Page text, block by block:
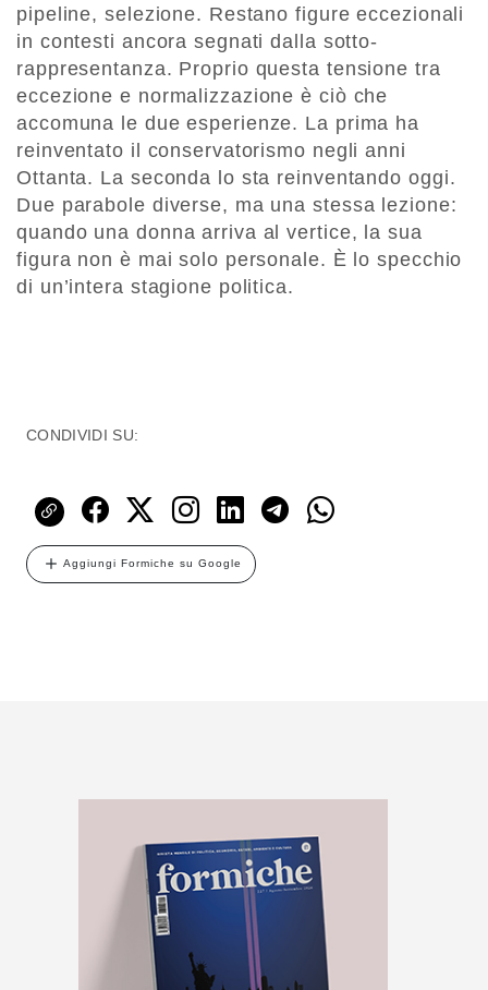
pipeline, selezione. Restano figure eccezionali
in contesti ancora segnati dalla sotto-
rappresentanza. Proprio questa tensione tra
eccezione e normalizzazione è ciò che
accomuna le due esperienze. La prima ha
reinventato il conservatorismo negli anni
Ottanta. La seconda lo sta reinventando oggi.
Due parabole diverse, ma una stessa lezione:
quando una donna arriva al vertice, la sua
figura non è mai solo personale. È lo specchio
di un’intera stagione politica.
CONDIVIDI SU:
Aggiungi Formiche su Google